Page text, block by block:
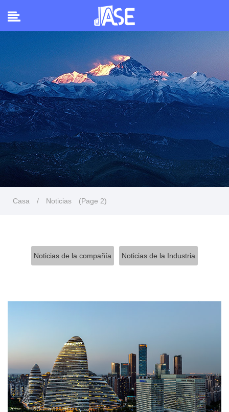
Casa / Noticias (Page 2)
Noticias de la compañía Noticias de la Industria